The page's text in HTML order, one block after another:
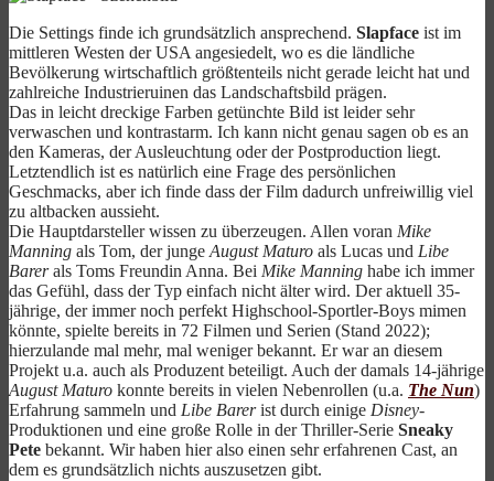
Die Settings finde ich grundsätzlich ansprechend. Slapface ist im
mittleren Westen der USA angesiedelt, wo es die ländliche
Bevölkerung wirtschaftlich größtenteils nicht gerade leicht hat und
zahlreiche Industrieruinen das Landschaftsbild prägen.
Das in leicht dreckige Farben getünchte Bild ist leider sehr
verwaschen und kontrastarm. Ich kann nicht genau sagen ob es an
den Kameras, der Ausleuchtung oder der Postproduction liegt.
Letztendlich ist es natürlich eine Frage des persönlichen
Geschmacks, aber ich finde dass der Film dadurch unfreiwillig viel
zu altbacken aussieht.
Die Hauptdarsteller wissen zu überzeugen. Allen voran Mike
Manning als Tom, der jungeAugust Maturo als Lucas und Libe
Barerals Toms Freundin Anna. Bei Mike Manning habe ich immer
das Gefühl, dass der Typ einfach nicht älter wird. Der aktuell 35-
jährige, der immer noch perfekt Highschool-Sportler-Boys mimen
könnte, spielte bereits in 72 Filmen und Serien (Stand 2022);
hierzulande mal mehr, mal weniger bekannt. Er war an diesem
Projekt u.a. auch als Produzent beteiligt. Auch der damals 14-jährige
August Maturo konnte bereits in vielen Nebenrollen (u.a. The Nun)
Erfahrung sammeln und Libe Barerist durch einige Disney-
Produktionen und eine große Rolle in der Thriller-Serie Sneaky
Pete bekannt. Wir haben hier also einen sehr erfahrenen Cast, an
dem es grundsätzlich nichts auszusetzen gibt.